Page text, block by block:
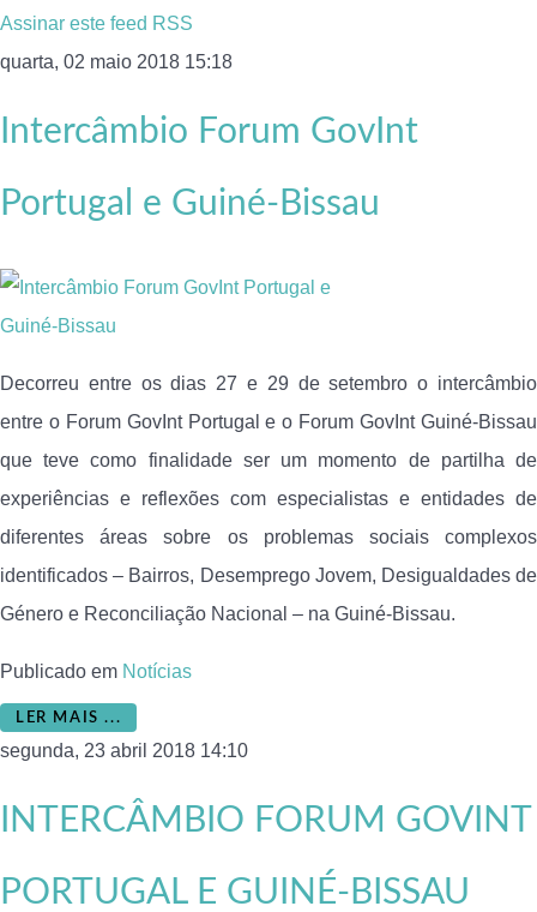
Assinar este feed RSS
quarta, 02 maio 2018 15:18
Intercâmbio Forum GovInt
Portugal e Guiné-Bissau
Decorreu entre os dias 27 e 29 de setembro o intercâmbio
entre o Forum GovInt Portugal e o Forum GovInt Guiné-Bissau
que teve como finalidade ser um momento de partilha de
experiências e reflexões com especialistas e entidades de
diferentes áreas sobre os problemas sociais complexos
identificados – Bairros, Desemprego Jovem, Desigualdades de
Género e Reconciliação Nacional – na Guiné-Bissau.
Publicado em Notícias
LER MAIS ...
segunda, 23 abril 2018 14:10
INTERCÂMBIO FORUM GOVINT
PORTUGAL E GUINÉ-BISSAU